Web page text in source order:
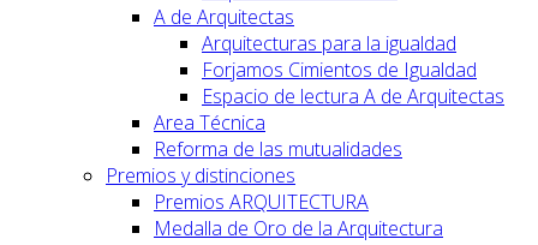
A de Arquitectas
Arquitecturas para la igualdad
Forjamos Cimientos de Igualdad
Espacio de lectura A de Arquitectas
Area Técnica
Reforma de las mutualidades
Premios y distinciones
Premios ARQUITECTURA
Medalla de Oro de la Arquitectura